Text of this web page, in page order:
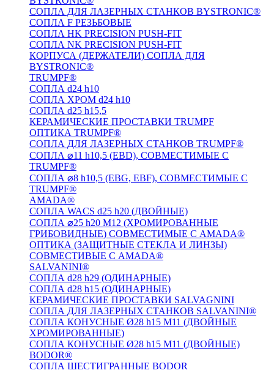
СОПЛА ДЛЯ ЛАЗЕРНЫХ СТАНКОВ BYSTRONIC®
СОПЛА F РЕЗЬБОВЫЕ
СОПЛА HK PRECISION PUSH-FIT
СОПЛА NK PRECISION PUSH-FIT
КОРПУСА (ДЕРЖАТЕЛИ) СОПЛА ДЛЯ
BYSTRONIC®
TRUMPF®
СОПЛА d24 h10
СОПЛА ХРОМ d24 h10
СОПЛА d25 h15,5
КЕРАМИЧЕСКИЕ ПРОСТАВКИ TRUMPF
ОПТИКА TRUMPF®
СОПЛА ДЛЯ ЛАЗЕРНЫХ СТАНКОВ TRUMPF®
СОПЛА ⌀11 h10,5 (EBD), СОВМЕСТИМЫЕ С
TRUMPF®
СОПЛА ⌀8 h10,5 (EBG, EBF), СОВМЕСТИМЫЕ С
TRUMPF®
AMADA®
СОПЛА WACS d25 h20 (ДВОЙНЫЕ)
СОПЛА ⌀25 h20 M12 (ХРОМИРОВАННЫЕ
ГРИБОВИДНЫЕ) СОВМЕСТИМЫЕ С AMADA®
ОПТИКА (ЗАЩИТНЫЕ СТЕКЛА И ЛИНЗЫ)
СОВМЕСТИВЫЕ С AMADA®
SALVANINI®
СОПЛА d28 h29 (ОДИНАРНЫЕ)
СОПЛА d28 h15 (ОДИНАРНЫЕ)
КЕРАМИЧЕСКИЕ ПРОСТАВКИ SALVAGNINI
СОПЛА ДЛЯ ЛАЗЕРНЫХ СТАНКОВ SALVANINI®
СОПЛА КОНУСНЫЕ Ø28 h15 M11 (ДВОЙНЫЕ
ХРОМИРОВАННЫЕ)
СОПЛА КОНУСНЫЕ Ø28 h15 M11 (ДВОЙНЫЕ)
BODOR®
СОПЛА ШЕСТИГРАННЫЕ BODOR